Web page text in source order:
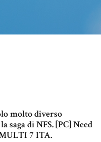
molto diverso
saga di NFS. [PC] Need
7 ITA.